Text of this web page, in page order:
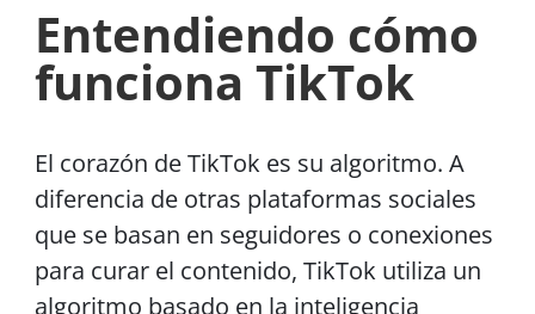
Entendiendo cómo
funciona TikTok
El corazón de TikTok es su algoritmo. A
diferencia de otras plataformas sociales
que se basan en seguidores o conexiones
para curar el contenido, TikTok utiliza un
algoritmo basado en la inteligencia